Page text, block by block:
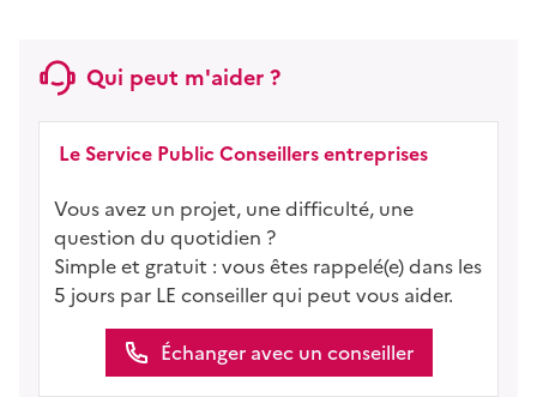
Qui peut m'aider ?
Le Service Public Conseillers entreprises
Vous avez un projet, une difficulté, une
question du quotidien ?
Simple et gratuit : vous êtes rappelé(e) dans les
5 jours par LE conseiller qui peut vous aider.
Échanger avec un conseiller